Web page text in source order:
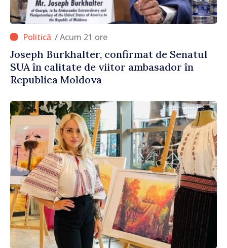
/ Acum 21 ore
Joseph Burkhalter, confirmat de Senatul
SUA în calitate de viitor ambasador în
Republica Moldova